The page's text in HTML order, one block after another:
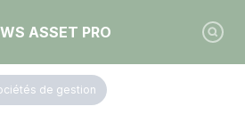
ASSET PRO
de gestion